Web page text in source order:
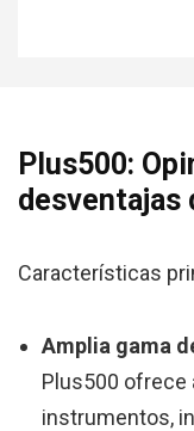
Plus500:
desventajas
Características
Amplia gama
Plus500 ofrece
instrumentos,